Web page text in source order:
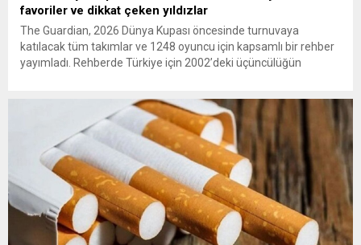
favoriler ve dikkat çeken yıldızlar
The Guardian, 2026 Dünya Kupası öncesinde turnuvaya
katılacak tüm takımlar ve 1248 oyuncu için kapsamlı bir rehber
yayımladı. Rehberde Türkiye için 2002’deki üçüncülüğün
yaratmaya hazır” olarak değerlendirildi. A Milli Takım’ın yıldızı
Arda Güler gösterildi. The...